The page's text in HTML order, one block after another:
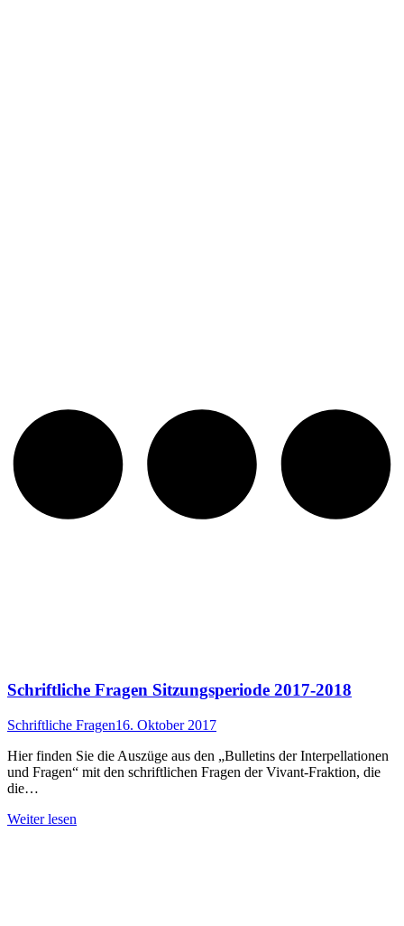
Schriftliche Fragen Sitzungsperiode 2017-2018
Schriftliche Fragen16. Oktober 2017
Hier finden Sie die Auszüge aus den „Bulletins der Interpellationen
und Fragen“ mit den schriftlichen Fragen der Vivant-Fraktion, die
die…
Weiter lesen